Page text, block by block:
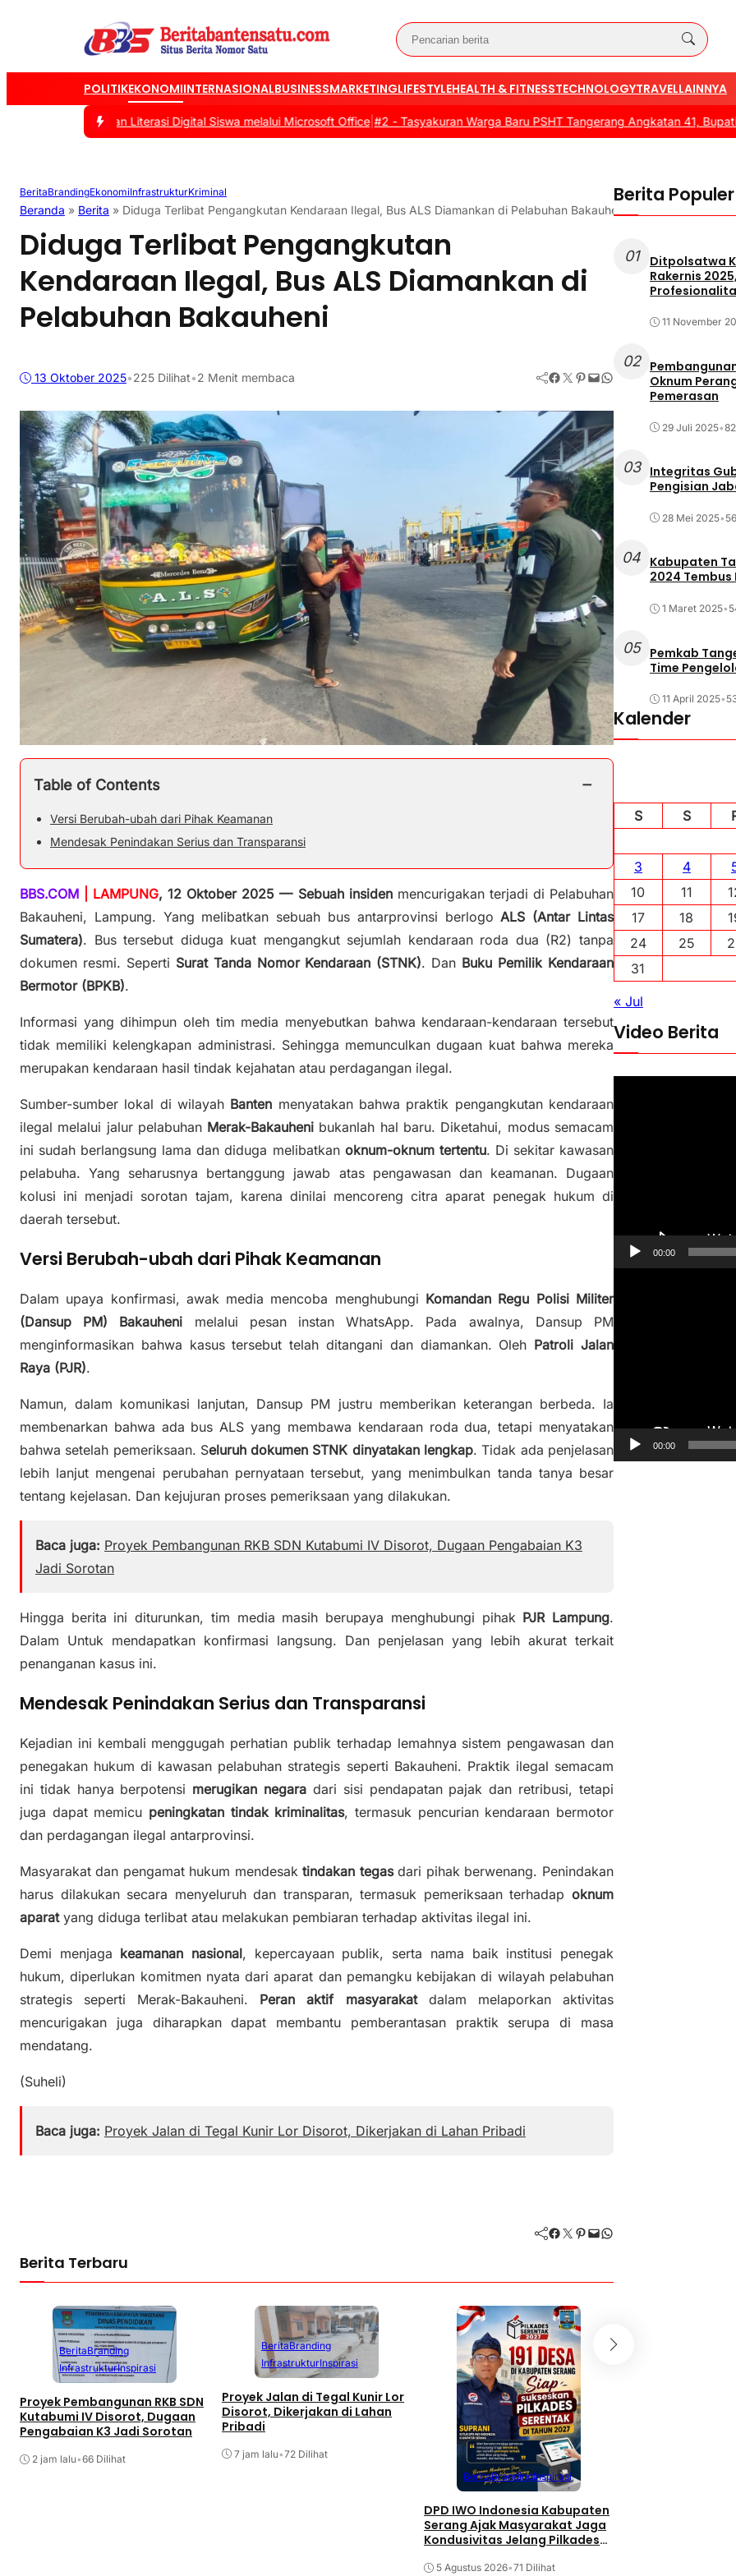
POLITIKEKONOMIINTERNASIONALBUSINESSMARKETINGLIFESTYLEHEALTH & FITNESSTECHNOLOGYTRAVELLAINNYA
Tingkatkan Literasi Digital Siswa melalui Microsoft Office|#2 -Tasyakuran Warga Baru PSHT Tangerang Angkatan 41, Bupati
BeritaBrandingEkonomiInfrastrukturKriminal
Beranda » Berita » Diduga Terlibat Pengangkutan Kendaraan Ilegal, Bus ALS Diamankan di Pelabuhan Bakauheni
Diduga Terlibat Pengangkutan
Kendaraan Ilegal, Bus ALS Diamankan di
Pelabuhan Bakauheni
13 Oktober 2025•225 Dilihat•2 Menit membaca Facebook Twitter Pinterest Mail WhatsApp
Table of Contents −
Versi Berubah-ubah dari Pihak Keamanan
Mendesak Penindakan Serius dan Transparansi
BBS.COM | LAMPUNG, 12 Oktober 2025 — Sebuah insiden mencurigakan terjadi di Pelabuhan
Bakauheni, Lampung. Yang melibatkan sebuah bus antarprovinsi berlogoALS (Antar Lintas
Sumatera). Bus tersebut diduga kuat mengangkut sejumlah kendaraan roda dua (R2) tanpa
dokumen resmi. Seperti Surat Tanda Nomor Kendaraan (STNK). Dan Buku Pemilik Kendaraan
Bermotor (BPKB).
Informasi yang dihimpun oleh tim media menyebutkan bahwa kendaraan-kendaraan tersebut
tidak memiliki kelengkapan administrasi. Sehingga memunculkan dugaan kuat bahwa mereka
merupakan kendaraan hasil tindak kejahatan atau perdagangan ilegal.
Sumber-sumber lokal di wilayah Banten menyatakan bahwa praktik pengangkutan kendaraan
ilegal melalui jalur pelabuhan Merak-Bakauheni bukanlah hal baru. Diketahui, modus semacam
ini sudah berlangsung lama dan diduga melibatkan oknum-oknum tertentu. Di sekitar kawasan
pelabuha. Yang seharusnya bertanggung jawab atas pengawasan dan keamanan. Dugaan
kolusi ini menjadi sorotan tajam, karena dinilai mencoreng citra aparat penegak hukum di
daerah tersebut.
Versi Berubah-ubah dari Pihak Keamanan
Dalam upaya konfirmasi, awak media mencoba menghubungi Komandan Regu Polisi Militer
(Dansup PM) Bakauheni melalui pesan instan WhatsApp. Pada awalnya, Dansup PM
menginformasikan bahwa kasus tersebut telah ditangani dan diamankan. Oleh Patroli Jalan
Raya (PJR).
Namun, dalam komunikasi lanjutan, Dansup PM justru memberikan keterangan berbeda. Ia
membenarkan bahwa ada bus ALS yang membawa kendaraan roda dua, tetapi menyatakan
bahwa setelah pemeriksaan. Seluruh dokumen STNK dinyatakan lengkap. Tidak ada penjelasan
lebih lanjut mengenai perubahan pernyataan tersebut, yang menimbulkan tanda tanya besar
tentang kejelasan. Dan kejujuran proses pemeriksaan yang dilakukan.
Baca juga: Proyek Pembangunan RKB SDN Kutabumi IV Disorot, Dugaan Pengabaian K3
Jadi Sorotan
Hingga berita ini diturunkan, tim media masih berupaya menghubungi pihak PJR Lampung.
Dalam Untuk mendapatkan konfirmasi langsung. Dan penjelasan yang lebih akurat terkait
penanganan kasus ini.
Mendesak Penindakan Serius dan Transparansi
Kejadian ini kembali menggugah perhatian publik terhadap lemahnya sistem pengawasan dan
penegakan hukum di kawasan pelabuhan strategis seperti Bakauheni. Praktik ilegal semacam
ini tidak hanya berpotensi merugikan negara dari sisi pendapatan pajak dan retribusi, tetapi
juga dapat memicu peningkatan tindak kriminalitas, termasuk pencurian kendaraan bermotor
dan perdagangan ilegal antarprovinsi.
Masyarakat dan pengamat hukum mendesaktindakan tegasdari pihak berwenang. Penindakan
harus dilakukan secara menyeluruh dan transparan, termasuk pemeriksaan terhadap oknum
aparatyang diduga terlibat atau melakukan pembiaran terhadap aktivitas ilegal ini.
Demi menjaga keamanan nasional, kepercayaan publik, serta nama baik institusi penegak
hukum, diperlukan komitmen nyata dari aparat dan pemangku kebijakan di wilayah pelabuhan
strategis seperti Merak-Bakauheni. Peran aktif masyarakatdalam melaporkan aktivitas
mencurigakan juga diharapkan dapat membantu pemberantasan praktik serupa di masa
mendatang.
(Suheli)
Baca juga: Proyek Jalan di Tegal Kunir Lor Disorot, Dikerjakan di Lahan Pribadi
Facebook Twitter Pinterest Mail WhatsApp
Berita Terbaru
BeritaBranding
InfrastrukturInspirasi
Proyek Pembangunan RKB SDN
Kutabumi IV Disorot, Dugaan
Pengabaian K3 Jadi Sorotan
2 jam lalu•66 Dilihat
BeritaBranding
InfrastrukturInspirasi
Proyek Jalan di Tegal Kunir Lor
Disorot, Dikerjakan di Lahan
Pribadi
7 jam lalu•72 Dilihat
BeritaBrandingInspirasi
DPD IWO Indonesia Kabupaten
Serang Ajak Masyarakat Jaga
Kondusivitas Jelang Pilkades
5 Agustus 2026•71 Dilihat
Berita Populer
01
Ditpolsatwa
Rakernis
11 November
02
Oknum
Pemerasan
29 Juli 2025•
03
Integritas
Pengisian
28 Mei 2025•
04 Kabupaten
2024 Tembus
1 Maret 2025•
05
Pemkab
Time
11 April 2025•
Kalender
S
S
3
4
10
11
17
18
24
25
31
« Jul
Video Berita
e
m
u
t
a
i
d
e
o
00:00
e
m
u
i
00:00